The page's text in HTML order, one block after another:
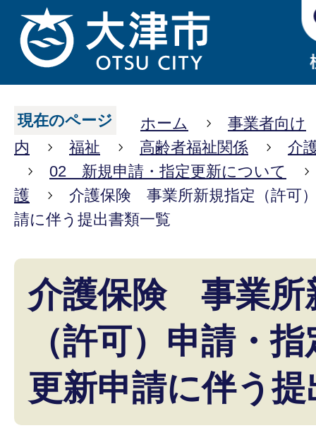
現在のページ ホーム
事業者向け
内
福祉 高齢者福祉関係
介
02 新規申請・指定更新について
護
介護保険 事業所新規指定（許可
請に伴う提出書類一覧
介護保険 事業所
（許可）申請・
更新申請に伴う